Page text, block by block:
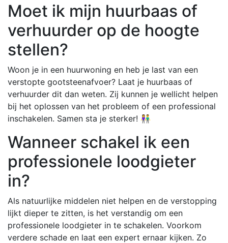
Moet ik mijn huurbaas of
verhuurder op de hoogte
stellen?
Woon je in een huurwoning en heb je last van een
verstopte gootsteenafvoer? Laat je huurbaas of
verhuurder dit dan weten. Zij kunnen je wellicht helpen
bij het oplossen van het probleem of een professional
inschakelen. Samen sta je sterker! 👫
Wanneer schakel ik een
professionele loodgieter
in?
Als natuurlijke middelen niet helpen en de verstopping
lijkt dieper te zitten, is het verstandig om een
professionele loodgieter in te schakelen. Voorkom
verdere schade en laat een expert ernaar kijken. Zo